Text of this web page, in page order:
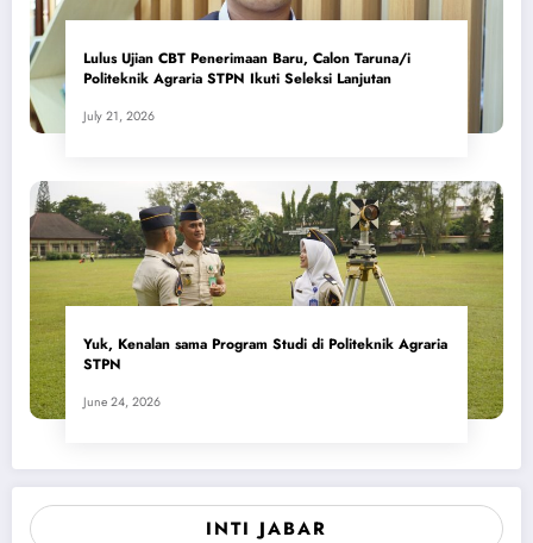
Lulus Ujian CBT Penerimaan Baru, Calon Taruna/i
Politeknik Agraria STPN Ikuti Seleksi Lanjutan
July 21, 2026
Yuk, Kenalan sama Program Studi di Politeknik Agraria
STPN
June 24, 2026
INTI JABAR